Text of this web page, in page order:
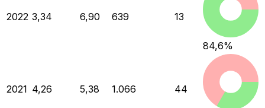
2022 3,34 6,90 639 13
84,6%
2021 4,26 5,38 1.066 44